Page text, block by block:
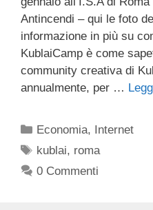
Antincendi – qui le foto
informazione in più su
KublaiCamp è come
community creativa di
annualmente, per …
Categorie
Economia, Internet
Tag
kublai, roma
0 Commenti